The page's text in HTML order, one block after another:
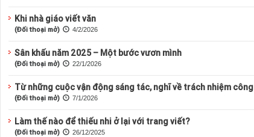
Khi nhà giáo viết văn
(Đối thoại mở) 4/2/2026
Sân khấu năm 2025 – Một bước vươn mình
(Đối thoại mở) 22/1/2026
Từ những cuộc vận động sáng tác, nghĩ về trách nhiệm
(Đối thoại mở) 7/1/2026
Làm thế nào để thiếu nhi ở lại với trang viết?
(Đối thoại mở) 26/12/2025